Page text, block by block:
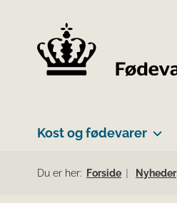
Kost og fødevarer
Du er her: Forside Nyheder